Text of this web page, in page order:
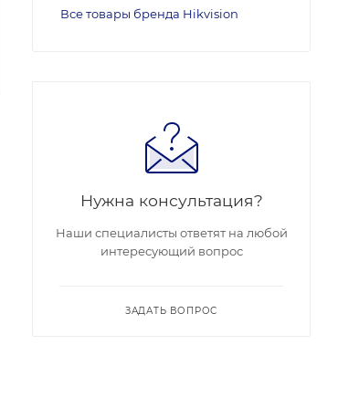
Все товары бренда Hikvision
Нужна консультация?
Наши специалисты ответят на любой
интересующий вопрос
ЗАДАТЬ ВОПРОС